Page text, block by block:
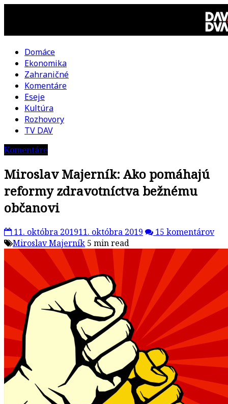
DAV
DVA
kultúrno-
politická
revue
Domáce
Ekonomika
Zahraničné
Komentáre
Eseje
Kultúra
Rozhovory
TV DAV
Komentáre
Miroslav Majerník: Ako pomáhajú
reformy zdravotníctva bežnému
občanovi
11. októbra 201911. októbra 2019
15 komentárov
Miroslav Majerník 5 min read